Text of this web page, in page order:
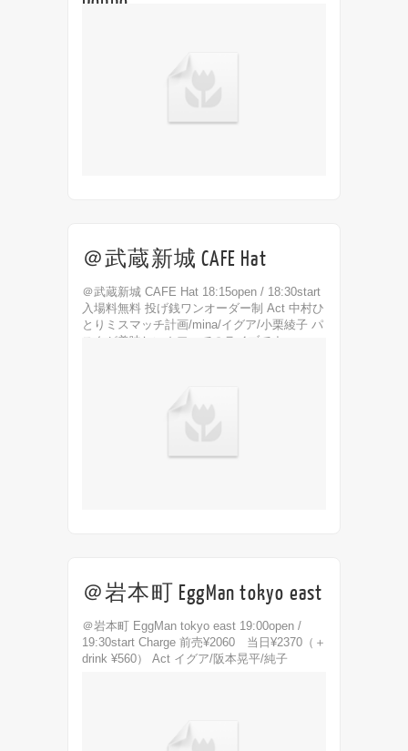
＠武蔵新城 CAFE Hat
＠武蔵新城 CAFE Hat 18:15open / 18:30start
入場料無料 投げ銭ワンオーダー制 Act 中村ひ
とりミスマッチ計画/mina/イグア/小栗綾子 パ
スタが美味しいカフェでのライブです♪
＠岩本町 EggMan tokyo east
＠岩本町 EggMan tokyo east 19:00open /
19:30start Charge 前売¥2060 当日¥2370（＋
drink ¥560） Act イグア/阪本晃平/純子